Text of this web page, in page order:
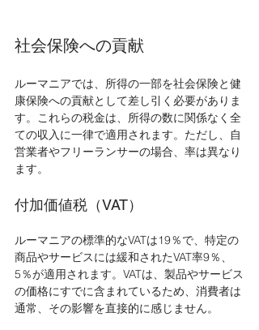
社会保険への貢献
ルーマニアでは、所得の一部を社会保険と健
康保険への貢献として差し引く必要がありま
す。これらの税金は、所得の数に関係なく全
ての収入に一律で適用されます。ただし、自
営業者やフリーランサーの場合、率は異なり
ます。
付加価値税（VAT）
ルーマニアの標準的なVATは19％で、特定の
商品やサービスには緩和されたVAT率9％、
5％が適用されます。VATは、製品やサービス
の価格にすでに含まれているため、消費者は
通常、その影響を直接的に感じません。